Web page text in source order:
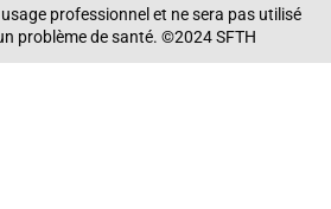
professionnel et ne sera pas utilisé
problème de santé. ©2024 SFTH